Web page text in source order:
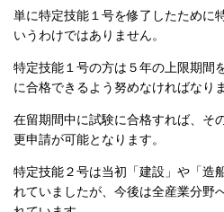
単に特定技能１号を修了したために
いうわけではありません。
特定技能１号の方は５年の上限期間
に合格できるよう努めなければなり
在留期間中に試験に合格すれば、そ
更申請が可能となります。
特定技能２号は当初「建設」や「造
れていましたが、今後は全産業分野